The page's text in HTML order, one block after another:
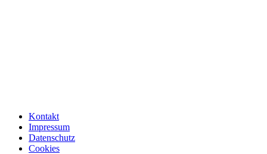
Kontakt
Impressum
Datenschutz
Cookies